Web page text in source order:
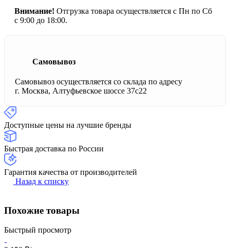
Внимание! Отгрузка товара осуществляется с Пн по Сб
с 9:00 до 18:00.
Самовывоз
Самовывоз осуществляется со склада по адресу
г. Москва, Алтуфьевское шоссе 37с22
Доступные цены на лучшие бренды
Быстрая доставка по России
Гарантия качества от производителей
Назад к списку
Похожие товары
Быстрый просмотр